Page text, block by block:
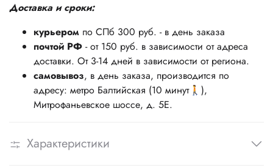
Доставка и сроки:
курьером по СПб 300 руб. - в день заказа
почтой РФ - от 150 руб. в зависимости от адреса
доставки. От 3-14 дней в зависимости от региона.
самовывоз, в день заказа, производится по
адресу: метро Балтийская (10 минут🚶),
Митрофаньевское шоссе, д. 5Е.
Характеристики